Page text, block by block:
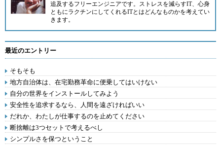
追及するフリーエンジニアです。ストレスを減らすIT、心身
ともにラクチンにしてくれるITとはどんなものかを考えてい
きます。
最近のエントリー
そもそも
地方自治体は、在宅勤務革命に便乗してはいけない
自分の世界をインストールしてみよう
安全性を追求するなら、人間を遠ざければいい
だれか、わたしが仕事するのを止めてください
断捨離は3つセットで考えるべし
シンプルさを保つということ